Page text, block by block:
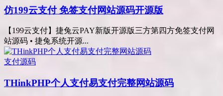
仿199云支付 免签支付网站源码开源版
【199云支付】捷兔云PAY新版开源版三方第四方免签支付网
站源码 • 捷兔系统开源...
支付源码
THinkPHP个人支付易支付完整网站源码